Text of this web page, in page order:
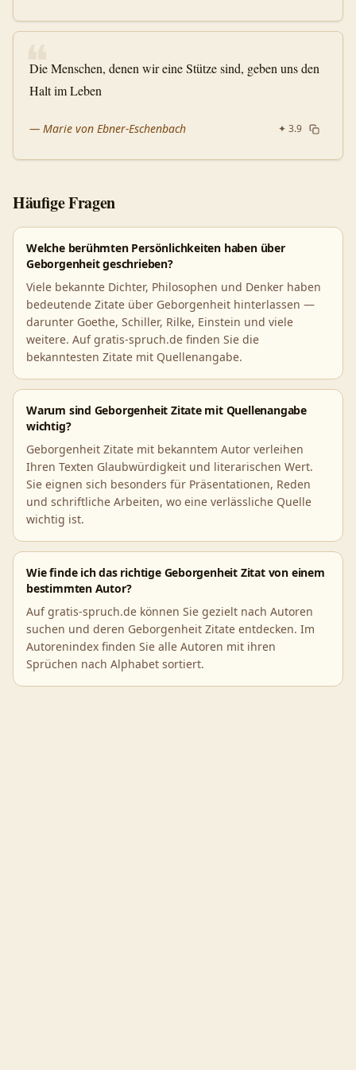
❝
Die Menschen, denen wir eine Stütze sind, geben uns den
Halt im Leben
— Marie von Ebner-Eschenbach ✦ 3.9
Häufige Fragen
Welche berühmten Persönlichkeiten haben über
Geborgenheit geschrieben?
Viele bekannte Dichter, Philosophen und Denker haben
bedeutende Zitate über Geborgenheit hinterlassen —
darunter Goethe, Schiller, Rilke, Einstein und viele
weitere. Auf gratis-spruch.de finden Sie die
bekanntesten Zitate mit Quellenangabe.
Warum sind Geborgenheit Zitate mit Quellenangabe
wichtig?
Geborgenheit Zitate mit bekanntem Autor verleihen
Ihren Texten Glaubwürdigkeit und literarischen Wert.
Sie eignen sich besonders für Präsentationen, Reden
und schriftliche Arbeiten, wo eine verlässliche Quelle
wichtig ist.
Wie finde ich das richtige Geborgenheit Zitat von einem
bestimmten Autor?
Auf gratis-spruch.de können Sie gezielt nach Autoren
suchen und deren Geborgenheit Zitate entdecken. Im
Autorenindex finden Sie alle Autoren mit ihren
Sprüchen nach Alphabet sortiert.